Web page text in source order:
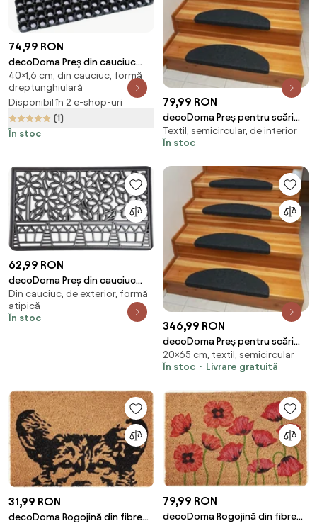
74,99 RON
decoDoma Preş din cauciuc
Compos Doormat 40 x 80 cm
40×1,6 cm, din cauciuc, formă
dreptunghiulară
Disponibil în 2 e-shop-uri
(1)
În stoc
79,99 RON
decoDoma Preş pentru scări
QUICKSTEP semicerc antracit
set 2 buc
Textil, semicircular, de interior
În stoc
62,99 RON
decoDoma Preș din cauciuc
FLORI ÎN GHIVECI 45 x 75 cm
Din cauciuc, de exterior, formă
atipică
În stoc
346,99 RON
decoDoma Preş pentru scări
QUICKSTEP semicerc antracit
set 10 buc
20×65 cm, textil, semicircular
În stoc
Livrare gratuită
31,99 RON
decoDoma Rogojină din fibre
79,99 RON
decoDoma Rogojină din fibre